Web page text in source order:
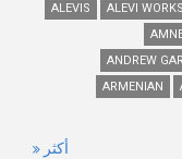
ALEVI
ALEVIS
ANDREW
ARMENIAN
أكثر